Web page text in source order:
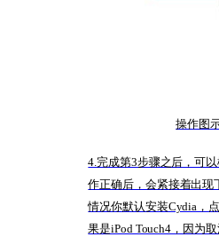
操作图
4.完成第3步骤之后，可
作正确后，会紧接着出现
情况你默认安装Cydia，
果是iPod Touch4，因为